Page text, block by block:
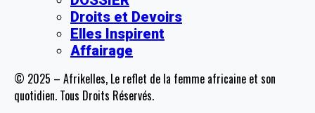
Droits et Devoirs
Elles Inspirent
Affairage
© 2025 – Afrikelles, Le reflet de la femme africaine et son
quotidien. Tous Droits Réservés.